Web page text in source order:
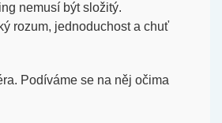
nemusí být složitý.
rozum, jednoduchost a chuť
Podíváme se na něj očima